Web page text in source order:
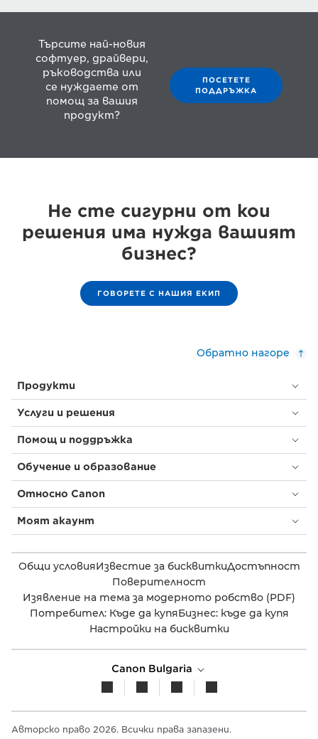
Търсите най-новия
софтуер, драйвери,
ръководства или
се нуждаете от
помощ за вашия
продукт?
ПОСЕТЕТЕ
ПОДДРЪЖКА
Не сте сигурни от кои
решения има нужда вашият
бизнес?
ГОВОРЕТЕ С НАШИЯ ЕКИП
Обратно нагоре
Продукти
Услуги и решения
Помощ и поддръжка
Обучение и образование
Относно Canon
Моят акаунт
Общи условияИзвестие за бисквиткиДостъпност
Поверителност
Изявление на тема за модерното робство (PDF)
Потребител: Къде да купяБизнес: къде да купя
Настройки на бисквитки
Canon Bulgaria
Авторско право 2026. Всички права запазени.